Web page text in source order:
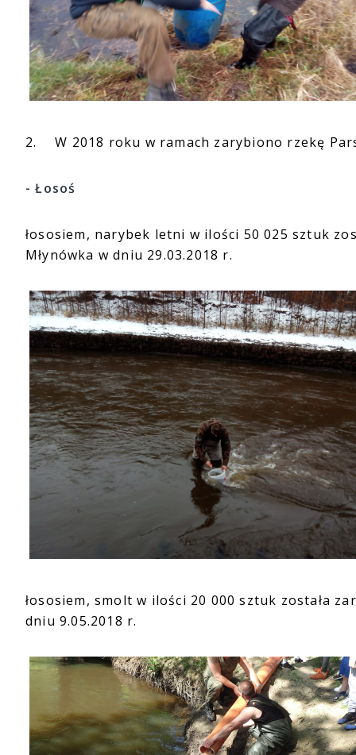
2. W 2018 roku w ramach zarybiono rzekę
- Łosoś
łososiem, narybek letni w ilości 50 025 sztuk
Młynówka w dniu 29.03.2018 r.
łososiem, smolt w ilości 20 000 sztuk została
dniu 9.05.2018 r.